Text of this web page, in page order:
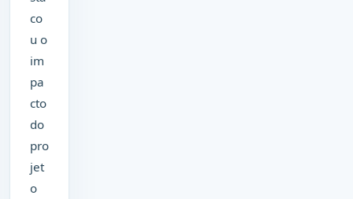
co
u o
im
pa
cto
do
pro
jet
o